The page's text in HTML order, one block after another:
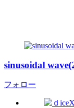
sinusoidal
フォロー